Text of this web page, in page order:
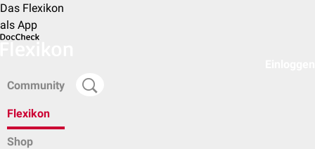
Das Flexikon
als App
Community
Flexikon
Shop